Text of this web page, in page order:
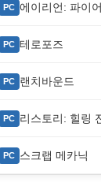
PC 에이리언: 파이
PC 테로포즈
PC 랜치바운드
PC 리스토리: 힐링
PC 스크랩 메카닉